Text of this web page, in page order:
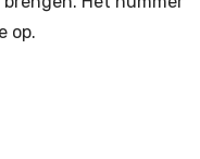
op.